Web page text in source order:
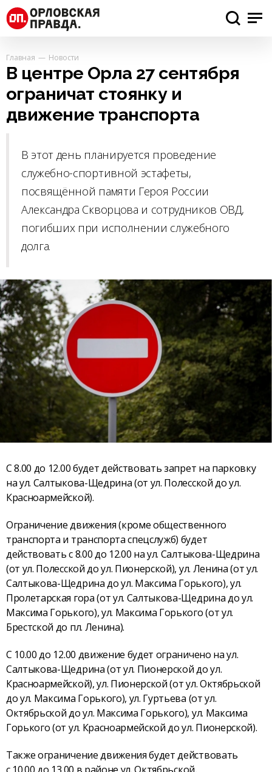
Главная Новости
В центре Орла 27 сентября
ограничат стоянку и
движение транспорта
В этот день планируется проведение
служебно-спортивной эстафеты,
посвящённой памяти Героя России
Александра Скворцова и сотрудников ОВД,
погибших при исполнении служебного
долга.
С 8.00 до 12.00 будет действовать запрет на парковку
на ул. Салтыкова-Щедрина (от ул. Полесской до ул.
Красноармейской).
Ограничение движения (кроме общественного
транспорта и транспорта спецслужб) будет
действовать с 8.00 до 12.00 на ул. Салтыкова-Щедрина
(от ул. Полесской до ул. Пионерской), ул. Ленина (от ул.
Салтыкова-Щедрина до ул. Максима Горького), ул.
Пролетарская гора (от ул. Салтыкова-Щедрина до ул.
Максима Горького), ул. Максима Горького (от ул.
Брестской до пл. Ленина).
С 10.00 до 12.00 движение будет ограничено на ул.
Салтыкова-Щедрина (от ул. Пионерской до ул.
Красноармейской), ул. Пионерской (от ул. Октябрьской
до ул. Максима Горького), ул. Гуртьева (от ул.
Октябрьской до ул. Максима Горького), ул. Максима
Горького (от ул. Красноармейской до ул. Пионерской).
Также ограничение движения будет действовать
с 10.00 до 13.00 в районе ул. Октябрьской,